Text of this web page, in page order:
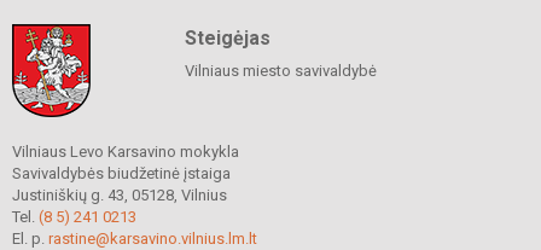
Steigėjas
Vilniaus miesto savivaldybė
Vilniaus Levo Karsavino mokykla
Savivaldybės biudžetinė įstaiga
Justiniškių g. 43, 05128, Vilnius
Tel. (8 5) 241 0213
El. p. rastine@karsavino.vilnius.lm.lt